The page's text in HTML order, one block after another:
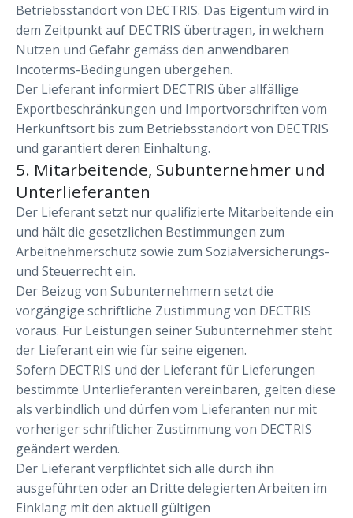
Betriebsstandort von DECTRIS. Das Eigentum wird in
dem Zeitpunkt auf DECTRIS übertragen, in welchem
Nutzen und Gefahr gemäss den anwendbaren
Incoterms-Bedingungen übergehen.
Der Lieferant informiert DECTRIS über allfällige
Exportbeschränkungen und Importvorschriften vom
Herkunftsort bis zum Betriebsstandort von DECTRIS
und garantiert deren Einhaltung.
5. Mitarbeitende, Subunternehmer und
Unterlieferanten
Der Lieferant setzt nur qualifizierte Mitarbeitende ein
und hält die gesetzlichen Bestimmungen zum
Arbeitnehmerschutz sowie zum Sozialversicherungs-
und Steuerrecht ein.
Der Beizug von Subunternehmern setzt die
vorgängige schriftliche Zustimmung von DECTRIS
voraus. Für Leistungen seiner Subunternehmer steht
der Lieferant ein wie für seine eigenen.
Sofern DECTRIS und der Lieferant für Lieferungen
bestimmte Unterlieferanten vereinbaren, gelten diese
als verbindlich und dürfen vom Lieferanten nur mit
vorheriger schriftlicher Zustimmung von DECTRIS
geändert werden.
Der Lieferant verpflichtet sich alle durch ihn
ausgeführten oder an Dritte delegierten Arbeiten im
Einklang mit den aktuell gültigen